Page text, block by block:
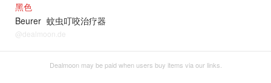
黑色
Beurer 蚊虫叮咬治疗器
@dealmoon.de
Dealmoon may be paid when users buy items via our links.